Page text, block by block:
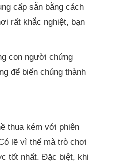
cấp sẵn bằng cách
rất khắc nghiệt, bạn
con người chứng
để biến chúng thành
thua kém với phiên
lẽ vì thế mà trò chơi
tốt nhất. Đặc biệt, khi